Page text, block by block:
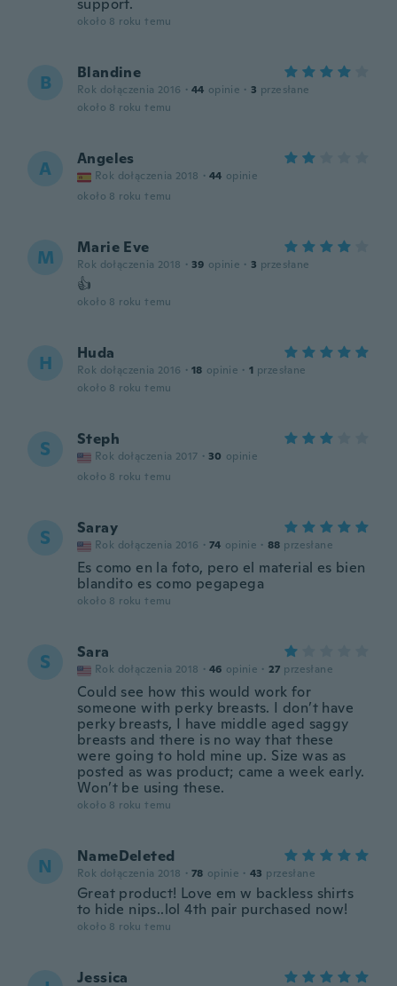
support.
około 8 roku temu
B Blandine
Rok dołączenia 2016 · 44 opinie · 3 przesłane
około 8 roku temu
A Angeles
Rok dołączenia 2018 · 44 opinie
około 8 roku temu
M Marie Eve
Rok dołączenia 2018 · 39 opinie · 3 przesłane
👍
około 8 roku temu
H Huda
Rok dołączenia 2016 · 18 opinie · 1 przesłane
około 8 roku temu
S Steph
Rok dołączenia 2017 · 30 opinie
około 8 roku temu
S Saray
Rok dołączenia 2016 · 74 opinie · 88 przesłane
Es como en la foto, pero el material es bien
blandito es como pegapega
około 8 roku temu
S Sara
Rok dołączenia 2018 · 46 opinie · 27 przesłane
Could see how this would work for
someone with perky breasts. I don’t have
perky breasts, I have middle aged saggy
breasts and there is no way that these
were going to hold mine up. Size was as
posted as was product; came a week early.
Won’t be using these.
około 8 roku temu
N NameDeleted
Rok dołączenia 2018 · 78 opinie · 43 przesłane
Great product! Love em w backless shirts
to hide nips..lol 4th pair purchased now!
około 8 roku temu
Jessica